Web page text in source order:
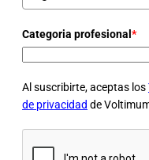
Categoria profesional *
Al suscribirte, aceptas los
de privacidad de